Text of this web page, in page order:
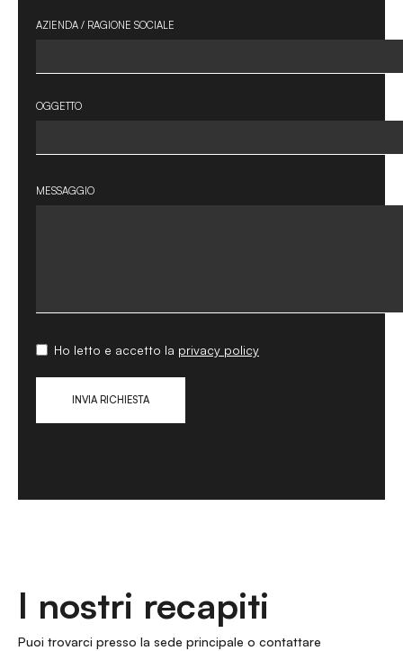
AZIENDA / RAGIONE SOCIALE
OGGETTO
MESSAGGIO
Ho letto e accetto la privacy policy
I nostri recapiti
Puoi trovarci presso la sede principale o contattare